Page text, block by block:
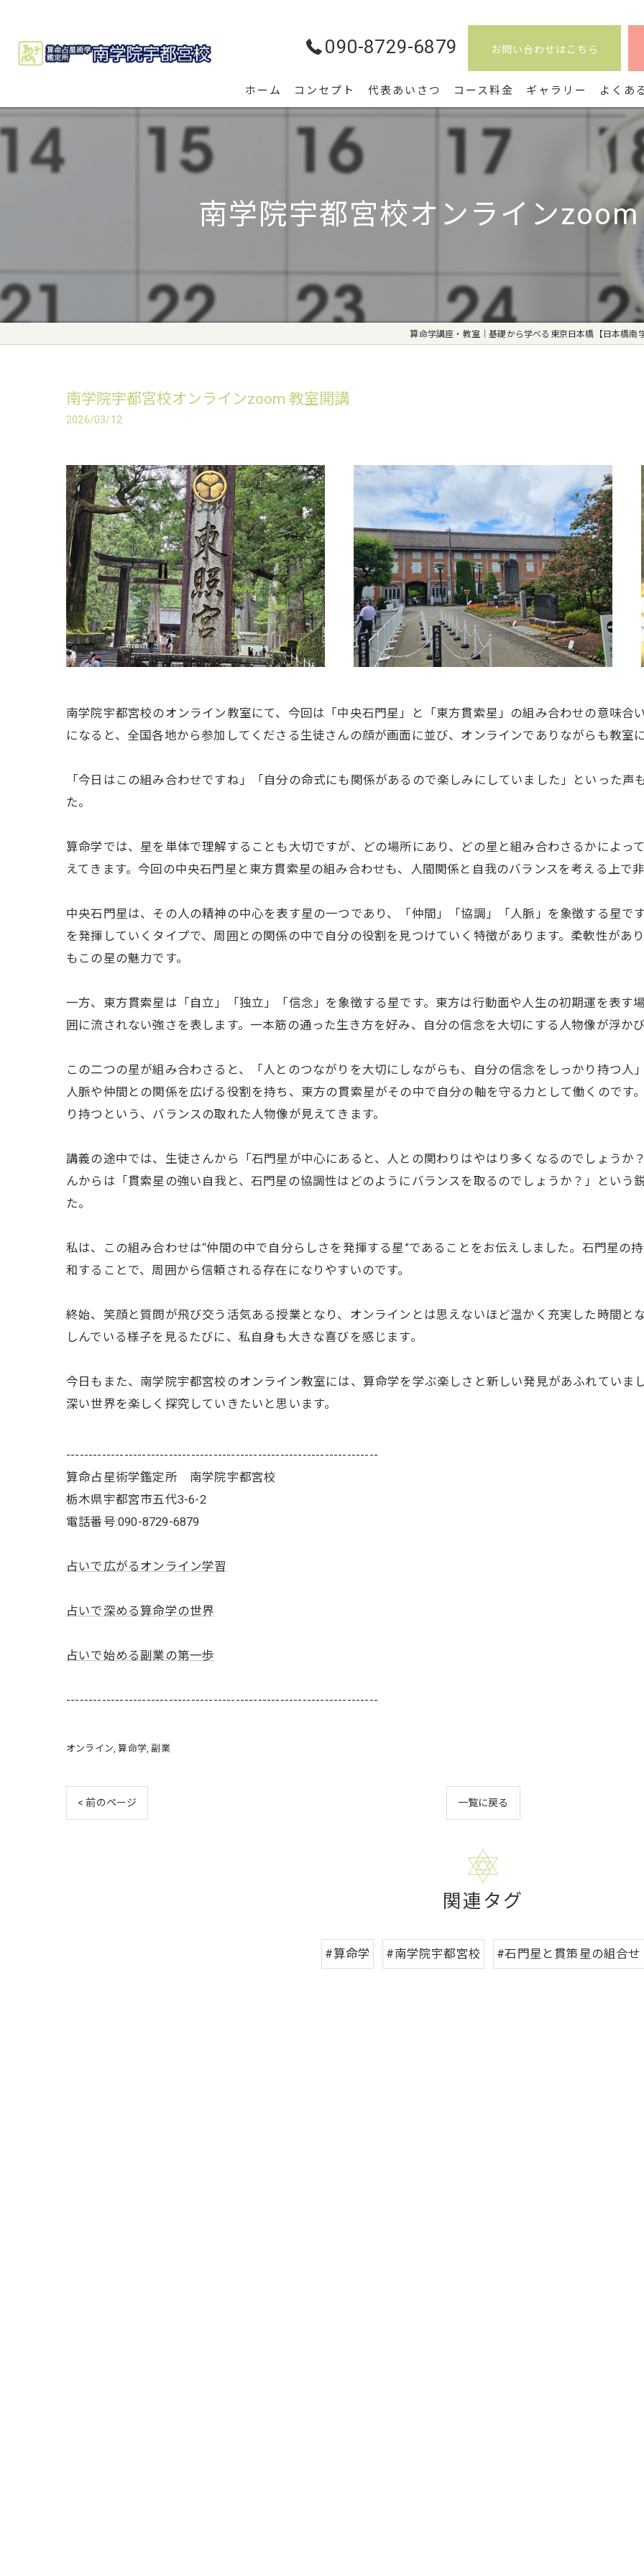
090-8729-6879 お問い合わせはこちら
ホーム コンセプト 代表あいさつ コース料金 ギャラリー よくあ
南学院宇都宮校オンライン
算命学講座・教室｜基礎から学べる東京日本橋【日本橋南学
南学院宇都宮校オンラインzoom 教室開講
2026/03/12
南学院宇都宮校のオンライン教室にて、今回は「中央石門星」と「東方貫索星」の組み合わせの意味合
になると、全国各地から参加してくださる生徒さんの顔が画面に並び、オンラインでありながらも教室
「今日はこの組み合わせですね」「自分の命式にも関係があるので楽しみにしていました」といった声
た。
算命学では、星を単体で理解することも大切ですが、どの場所にあり、どの星と組み合わさるかによっ
えてきます。今回の中央石門星と東方貫索星の組み合わせも、人間関係と自我のバランスを考える上で
中央石門星は、その人の精神の中心を表す星の一つであり、「仲間」「協調」「人脈」を象徴する星で
を発揮していくタイプで、周囲との関係の中で自分の役割を見つけていく特徴があります。柔軟性があ
もこの星の魅力です。
一方、東方貫索星は「自立」「独立」「信念」を象徴する星です。東方は行動面や人生の初期運を表す
囲に流されない強さを表します。一本筋の通った生き方を好み、自分の信念を大切にする人物像が浮かび
この二つの星が組み合わさると、「人とのつながりを大切にしながらも、自分の信念をしっかり持つ人
人脈や仲間との関係を広げる役割を持ち、東方の貫索星がその中で自分の軸を守る力として働くのです
り持つという、バランスの取れた人物像が見えてきます。
講義の途中では、生徒さんから「石門星が中心にあると、人との関わりはやはり多くなるのでしょうか
んからは「貫索星の強い自我と、石門星の協調性はどのようにバランスを取るのでしょうか？」という
た。
私は、この組み合わせは“仲間の中で自分らしさを発揮する星”であることをお伝えしました。石門星の
和することで、周囲から信頼される存在になりやすいのです。
終始、笑顔と質問が飛び交う活気ある授業となり、オンラインとは思えないほど温かく充実した時間と
しんでいる様子を見るたびに、私自身も大きな喜びを感じます。
今日もまた、南学院宇都宮校のオンライン教室には、算命学を学ぶ楽しさと新しい発見があふれていま
深い世界を楽しく探究していきたいと思います。
----------------------------------------------------------------------
算命占星術学鑑定所 南学院宇都宮校
栃木県宇都宮市五代3-6-2
電話番号:090-8729-6879
占いで広がるオンライン学習
占いで深める算命学の世界
占いで始める副業の第一歩
----------------------------------------------------------------------
オンライン 算命学 副業
< 前のページ 一覧に戻る
関連タグ
#算命学 #南学院宇都宮校 #石門星と貫策星の組合せ